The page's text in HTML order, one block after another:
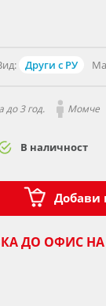
Други с РУ
до 3 год. Момче
В наличност
Добави
ДО ОФИС